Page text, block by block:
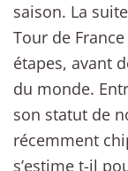
saison. La
Tour de
étapes, avant
du monde.
son statut de
récemment
s’estime t-il